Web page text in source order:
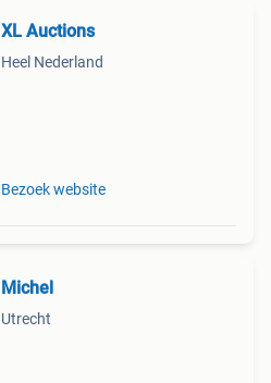
XL Auctions
Heel Nederland
Bezoek website
Michel
Utrecht